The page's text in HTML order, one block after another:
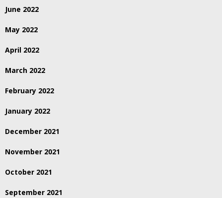
June 2022
May 2022
April 2022
March 2022
February 2022
January 2022
December 2021
November 2021
October 2021
September 2021